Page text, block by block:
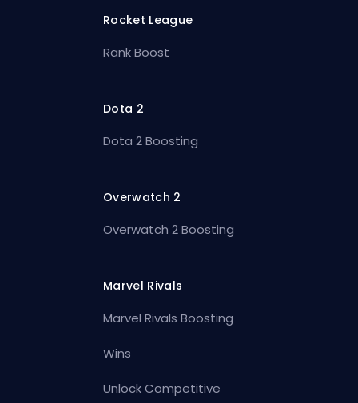
Rocket League
Rank Boost
Dota 2
Dota 2 Boosting
Overwatch 2
Overwatch 2 Boosting
Marvel Rivals
Marvel Rivals Boosting
Wins
Unlock Competitive